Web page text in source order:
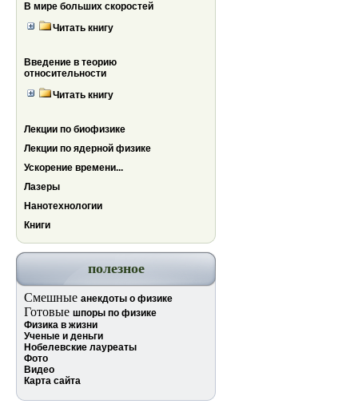
В мире больших скоростей
Читать книгу
Введение в теорию
относительности
Читать книгу
Лекции по биофизике
Лекции по ядерной физике
Ускорение времени...
Лазеры
Нанотехнологии
Книги
полезное
Смешные анекдоты о физике
Готовые шпоры по физике
Физика в жизни
Ученые и деньги
Нобелевские лауреаты
Фото
Видео
Карта сайта